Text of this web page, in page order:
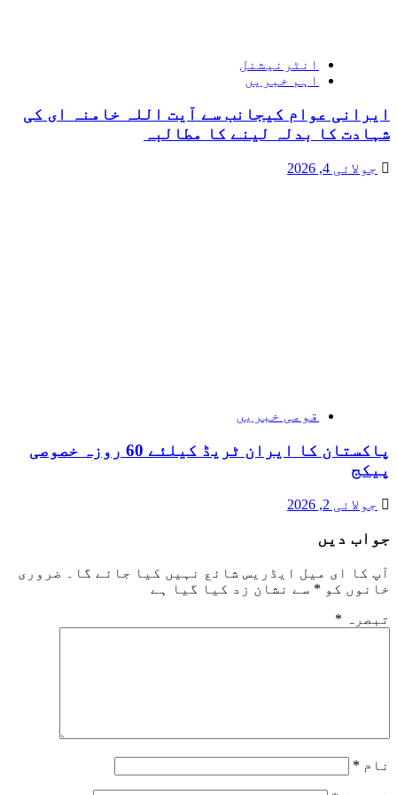
انٹرنیشنل
اہم خبریں
ایرانی عوام کیجانب سے آیت اللہ خامنہ ای کی
شہادت کا بدلہ لینے کا مطالبہ
جولائی 4, 2026
قومی خبریں
پاکستان کا ایران ٹریڈ کیلئے 60 روزہ خصوصی
پیکج
جولائی 2, 2026
جواب دیں
آپ کا ای میل ایڈریس شائع نہیں کیا جائے گا۔
ضروری
خانوں کو * سے نشان زد کیا گیا ہے
تبصرہ *
نام *